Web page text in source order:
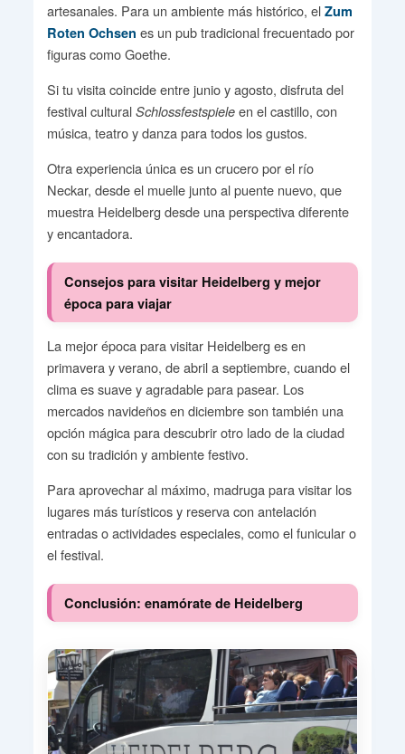
artesanales. Para un ambiente más histórico, el Zum
Roten Ochsen es un pub tradicional frecuentado por
figuras como Goethe.
Si tu visita coincide entre junio y agosto, disfruta del
festival cultural Schlossfestspieleen el castillo, con
música, teatro y danza para todos los gustos.
Otra experiencia única es un crucero por el río
Neckar, desde el muelle junto al puente nuevo, que
muestra Heidelberg desde una perspectiva diferente
y encantadora.
Consejos para visitar Heidelberg y mejor
época para viajar
La mejor época para visitar Heidelberg es en
primavera y verano, de abril a septiembre, cuando el
clima es suave y agradable para pasear. Los
mercados navideños en diciembre son también una
opción mágica para descubrir otro lado de la ciudad
con su tradición y ambiente festivo.
Para aprovechar al máximo, madruga para visitar los
lugares más turísticos y reserva con antelación
entradas o actividades especiales, como el funicular o
el festival.
Conclusión: enamórate de Heidelberg